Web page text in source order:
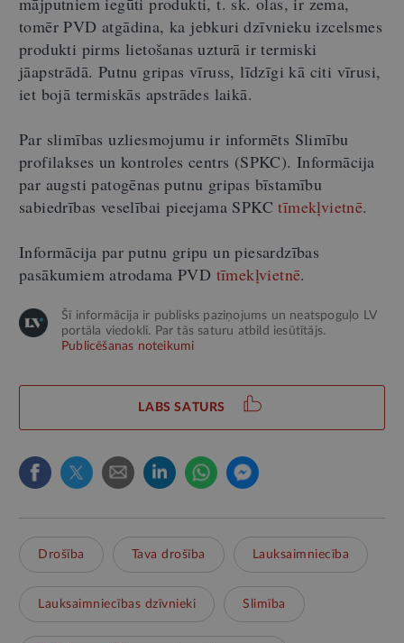
tomēr PVD atgādina, ka jebkuri dzīvnieku izcelsmes
produkti pirms lietošanas uzturā ir termiski
jāapstrādā. Putnu gripas vīruss, līdzīgi kā citi vīrusi,
iet bojā termiskās apstrādes laikā.
Par slimības uzliesmojumu ir informēts Slimību
profilakses un kontroles centrs (SPKC). Informācija
par augsti patogēnas putnu gripas bīstamību
sabiedrības veselībai pieejama SPKCtīmekļvietnē.
Informācija par putnu gripu un piesardzības
pasākumiem atrodama PVD tīmekļvietnē.
Šī informācija ir publisks paziņojums un neatspoguļo LV
portāla viedokli. Par tās saturu atbild iesūtītājs.
Publicēšanas noteikumi
LABS SATURS
Drošība Tava drošība Lauksaimniecība
Lauksaimniecības dzīvnieki Slimība